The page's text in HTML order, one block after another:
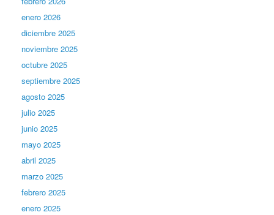
enero 2026
diciembre 2025
noviembre 2025
octubre 2025
septiembre 2025
agosto 2025
julio 2025
junio 2025
mayo 2025
abril 2025
marzo 2025
febrero 2025
enero 2025